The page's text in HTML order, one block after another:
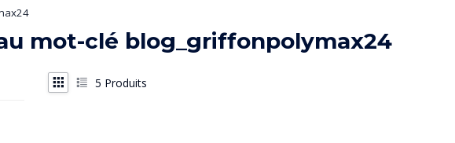
mot-clé blog_griffonpolymax24
5 Produits